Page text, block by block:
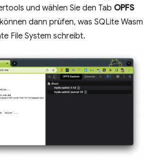
und wählen Sie den Tab OPFS
dann prüfen, was SQLite Wasm
File System schreibt.